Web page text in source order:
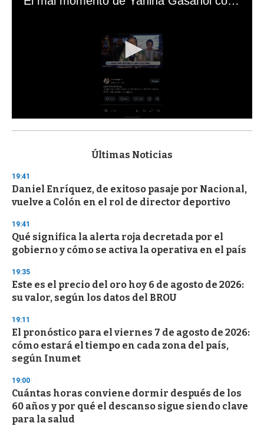
s
d
s
o
f
3
s
c
n
d
Últimas Noticias
19:41
Daniel Enríquez, de exitoso pasaje por Nacional,
vuelve a Colón en el rol de director deportivo
19:41
Qué significa la alerta roja decretada por el
gobierno y cómo se activa la operativa en el país
19:35
Este es el precio del oro hoy 6 de agosto de 2026:
su valor, según los datos del BROU
19:11
El pronóstico para el viernes 7 de agosto de 2026:
cómo estará el tiempo en cada zona del país,
según Inumet
19:00
Cuántas horas conviene dormir después de los
60 años y por qué el descanso sigue siendo clave
para la salud